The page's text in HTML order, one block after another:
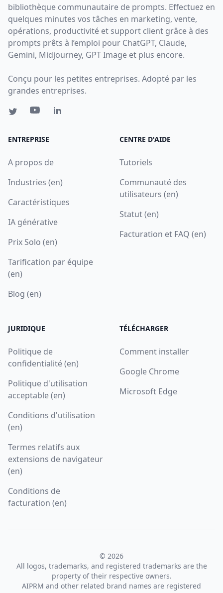
bibliothèque communautaire de prompts. Effectuez en
quelques minutes vos tâches en marketing, vente,
opérations, productivité et support client grâce à des
prompts prêts à l’emploi pour ChatGPT, Claude,
Gemini, Midjourney, GPT Image et plus encore.
Conçu pour les petites entreprises. Adopté par les
grandes entreprises.
ENTREPRISE
A propos de
Industries (en)
Caractéristiques
IA générative
Prix Solo (en)
Tarification par équipe
(en)
Blog (en)
CENTRE D'AIDE
Tutoriels
Communauté des
utilisateurs (en)
Statut (en)
Facturation et FAQ (en)
JURIDIQUE
Politique de
confidentialité (en)
Politique d'utilisation
acceptable (en)
Conditions d'utilisation
(en)
Termes relatifs aux
extensions de navigateur
(en)
Conditions de
facturation (en)
TÉLÉCHARGER
Comment installer
Google Chrome
Microsoft Edge
© 2026
All logos, trademarks, and registered trademarks are the
property of their respective owners.
AIPRM and other related brand names are registered